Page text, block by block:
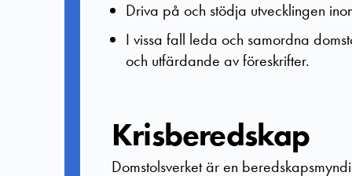
Driva på och stödja utvecklingen
I vissa fall leda och samordna
och utfärdande av föreskrifter.
Krisberedskap
Domstolsverket är en